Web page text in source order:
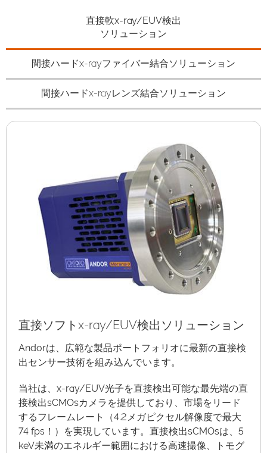
直接軟x-ray/EUV検出
ソリューション
間接ハードx-rayファイバー結合ソリューション
間接ハードx-rayレンズ結合ソリューション
直接ソフトx-ray/EUV検出ソリューション
Andorは、広範な製品ポートフォリオに最新の直接検
出センサー技術を組み込んでいます。
当社は、x-ray/EUV光子を直接検出可能な最先端の直
接検出sCMOsカメラを提供しており、市場をリード
するフレームレート（4.2メガピクセル解像度で最大
74 fps！）を実現しています。直接検出sCMOsは、5
keV未満のエネルギー範囲における高速撮像、トモグ